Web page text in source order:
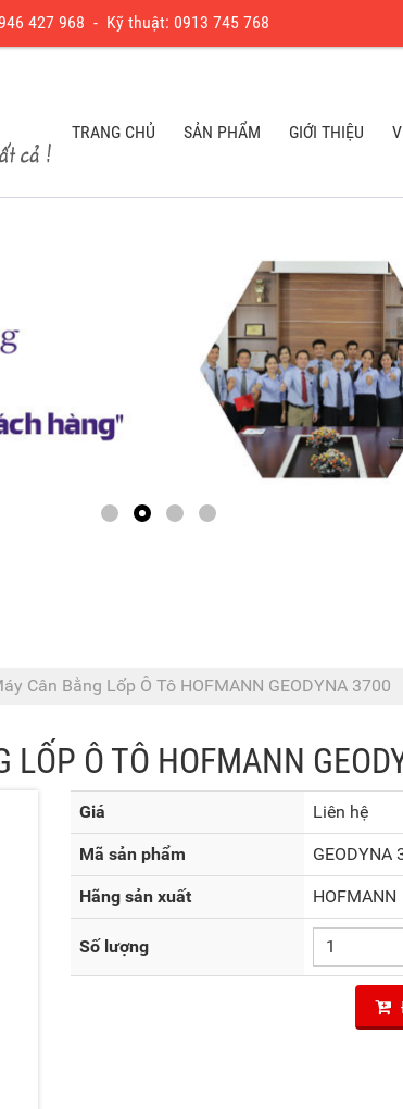
427 968 - Kỹ thuật: 0913 745 768
TRANG CHỦ SẢN PHẨM
SẢN PHẨM
GIỚI THIỆU
GIỚI THIỆU
Cân Bằng Lốp Ô Tô HOFMANN GEODYNA 3700
LỐP Ô TÔ HOFMANN
Giá Liên hệ
Mã sản phẩm GEODYNA
Hãng sản xuất HOFMANN
Số lượng